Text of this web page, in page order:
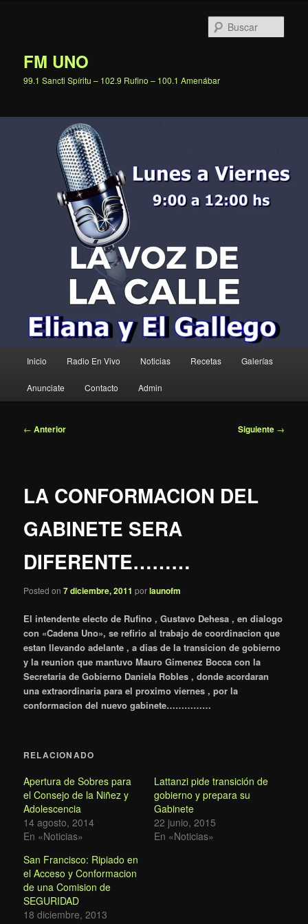
FM UNO
99.1 Sancti Spíritu – 102.9 Rufino – 100.1 Amenábar
principal
Inicio Radio En Vivo Noticias Recetas Galerías
Anunciate Contacto Admin
Navegación
← Anterior Siguiente →
LA CONFORMACION DEL
GABINETE SERA
DIFERENTE………
Posted on7 diciembre, 2011 porlaunofm
El intendente electo de Rufino , Gustavo Dehesa , en dialogo
con «Cadena Uno», se refirio al trabajo de coordinacion que
estan llevando adelante , a dias de la transicion de gobierno
y la reunion que mantuvo Mauro Gimenez Bocca con la
Secretaria de Gobierno Daniela Robles , donde acordaran
una extraordinaria para el proximo viernes , por la
conformacion del nuevo gabinete……………
RELACIONADO
Apertura de Sobres para
el Consejo de la Niñez y
Adolescencia
14 agosto, 2014
En «Noticias»
Lattanzi pide transición de
gobierno y prepara su
Gabinete
22 junio, 2015
En «Noticias»
San Francisco: Ripiado en
el Acceso y Conformacion
de una Comision de
SEGURIDAD
18 diciembre, 2013